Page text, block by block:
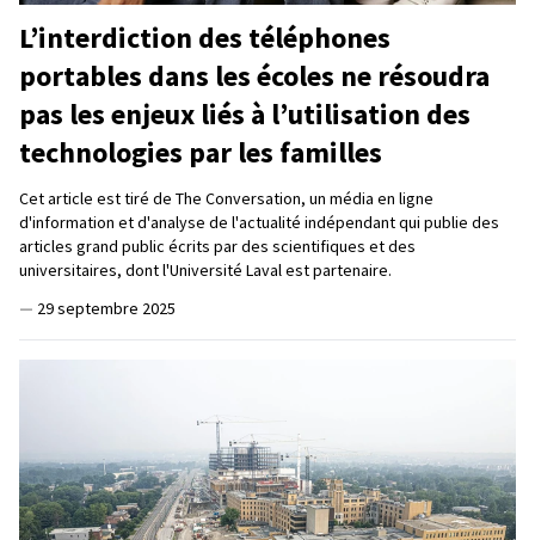
L’interdiction des téléphones
portables dans les écoles ne résoudra
pas les enjeux liés à l’utilisation des
technologies par les familles
Cet article est tiré de The Conversation, un média en ligne
d'information et d'analyse de l'actualité indépendant qui publie des
articles grand public écrits par des scientifiques et des
universitaires, dont l'Université Laval est partenaire.
— 29 septembre 2025